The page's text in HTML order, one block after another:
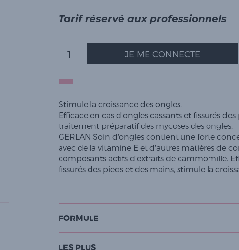
Tarif réservé aux professionnels
JE ME CONNECTE
Stimule la croissance des ongles.
Efficace en cas d'ongles cassants et fissurés
traitement préparatif des mycoses des ongles.
GERLAN Soin d'ongles contient une forte
avec de la vitamine E et d'autres matières de
composants actifs d'extraits de cammomille.
fissurés des pieds et des mains, stimule la
FORMULE
LES PLUS